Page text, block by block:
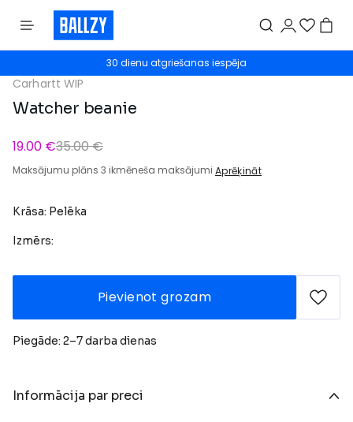
30 dienu atgriešanas iespēja
Carhartt WIP
Watcher beanie
19.00 €35.00 €
Maksājumu plāns 3 ikmēneša maksājumi Aprēķināt
Krāsa: Pelēka
Izmērs:
Pievienot grozam
Piegāde: 2–7 darba dienas
Informācija par preci